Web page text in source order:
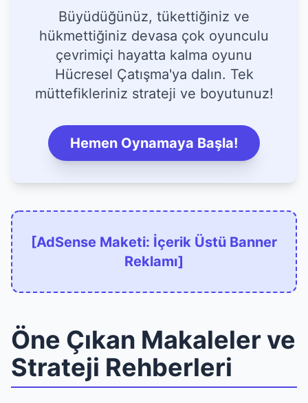
Büyüdüğünüz, tükettiğiniz ve
hükmettiğiniz devasa çok oyunculu
çevrimiçi hayatta kalma oyunu
Hücresel Çatışma'ya dalın. Tek
müttefikleriniz strateji ve boyutunuz!
Hemen Oynamaya Başla!
[AdSense Maketi: İçerik Üstü Banner
Reklamı]
Öne Çıkan Makaleler ve
Strateji Rehberleri